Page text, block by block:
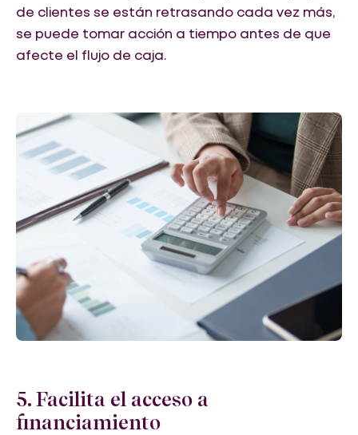
de clientes se están retrasando cada vez más,
se puede tomar acción a tiempo antes de que
afecte el flujo de caja.
5. Facilita el acceso a
financiamiento